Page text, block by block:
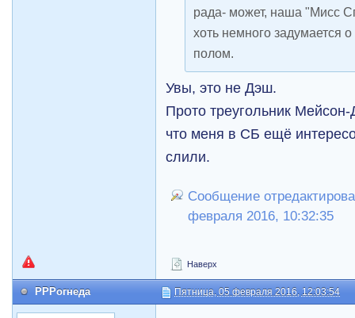
рада- может, наша "Мисс
хоть немного задумается
полом.
Увы, это не Дэш.
Прото треугольник
что меня в СБ ещё
слили.
Сообщение
февраля 2016, 10:32:35
Наверх
РРРогнеда Пятница, 05 февраля 2016, 12:03:54